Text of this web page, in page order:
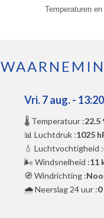
Temperaturen
Vri. 7 aug. - 13:20
🌡️ Temperatuur :22.5
📊 Luchtdruk :1025
💧 Luchtvochtigheid :
🌬️ Windsnelheid :11
🧭 Windrichting :
🌧️ Neerslag 24 uur :